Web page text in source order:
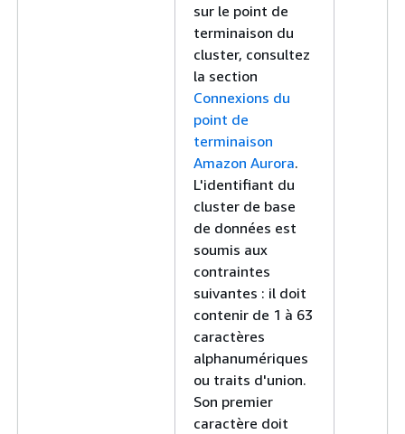
sur le point de
terminaison du
cluster, consultez
la section
Connexions du
point de
terminaison
Amazon Aurora.
L'identifiant du
cluster de base
de données est
soumis aux
contraintes
suivantes : il doit
contenir de 1 à 63
caractères
alphanumériques
ou traits d'union.
Son premier
caractère doit